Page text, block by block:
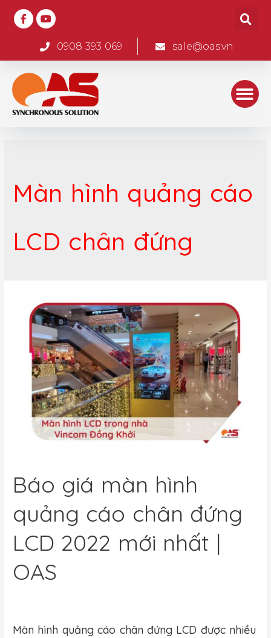
0908 393 069 sale@oas.vn
Màn hình quảng cáo
LCD chân đứng
Báo giá màn hình
quảng cáo chân đứng
LCD 2022 mới nhất |
OAS
Màn hình quảng cáo chân đứng LCD được nhiều